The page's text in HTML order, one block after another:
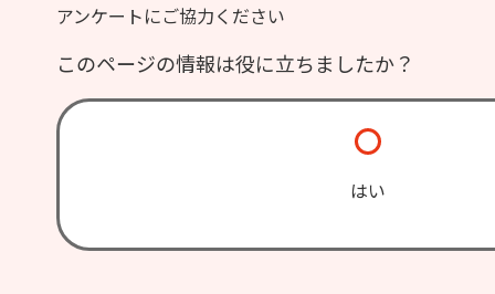
アンケートにご協力ください
このページの情報は役に立ちましたか？
はい